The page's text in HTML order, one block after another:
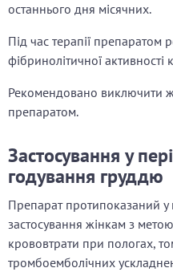
останнього дня місячних.
Під час терапії препаратом
фібринолітичної активності
Рекомендовано виключити
препаратом.
Застосування у
годування груддю
Препарат протипоказаний у
застосування жінкам з
крововтрати при пологах,
тромбоемболічних